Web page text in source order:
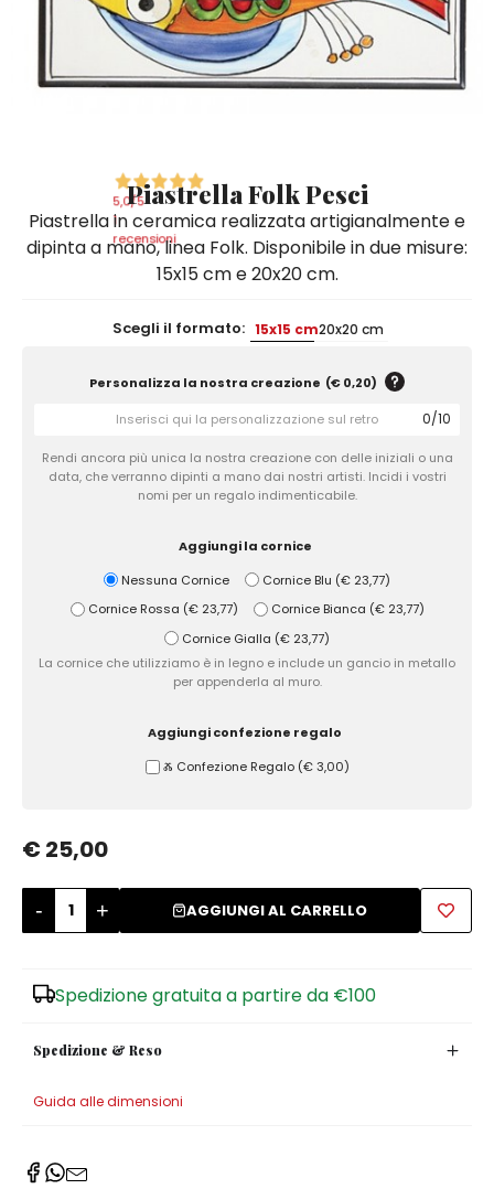
5,0/5
1
recensioni
Piastrella Folk Pesci
Piastrella in ceramica realizzata artigianalmente e
dipinta a mano, linea Folk. Disponibile in due misure:
15x15 cm e 20x20 cm.
Scegli il formato: 15x15 cm20x20 cm
Personalizza la nostra creazione (€ 0,20)
0/10
Rendi ancora più unica la nostra creazione con delle iniziali o una
data, che verranno dipinti a mano dai nostri artisti. Incidi i vostri
nomi per un regalo indimenticabile.
Aggiungi la cornice
Nessuna Cornice
Cornice Blu (€ 23,77)
Cornice Rossa (€ 23,77) Cornice Bianca (€ 23,77)
Cornice Gialla (€ 23,77)
La cornice che utilizziamo è in legno e include un gancio in metallo
per appenderla al muro.
Aggiungi confezione regalo
Ⰶ Confezione Regalo (€ 3,00)
€ 25,00
- + AGGIUNGI AL CARRELLO
Spedizione gratuita a partire da €100
Spedizione & Reso
Guida alle dimensioni
Quadri e Pannelli per Pareti
Vasi
Scatole
Tegamini
Portatovaglioli
Sale e Pepe - Olio e Aceto
Sottopentola & Sottobottiglia
Tazzine da Caffè con Piattino
Tegami e Zuppiere
De Simone per Giusina
Tozzetti
Vasi Mignon
Secchielli Portaghiaccio
Servizi di Piatti
Tazzine da Caffè con Piattino
Tegami e Zuppiere
Teiere
Tovagliette Americane & Sottopiatti
Secchielli Portaghiaccio
Servizi di Piatti
Tazzine da Caffè con Piattino
Tegami e Zuppiere
Teiere
Tovagliette Americane & Sottopiatti